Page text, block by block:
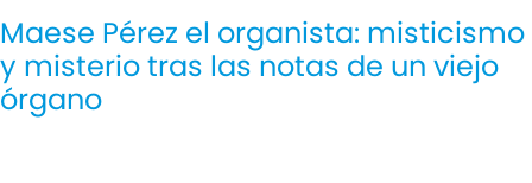
Maese Pérez el organista: misticismo
y misterio tras las notas de un viejo
órgano